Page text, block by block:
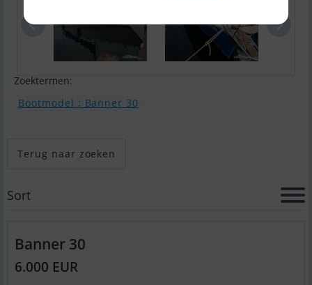
Zoektermen:
Bootmodel : Banner 30
Terug naar zoeken
Sort
Banner 30
6.000 EUR